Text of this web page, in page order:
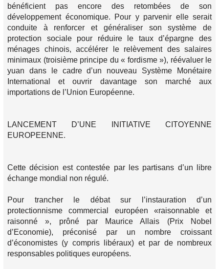
bénéficient pas encore des retombées de son
développement économique. Pour y parvenir elle serait
conduite à renforcer et généraliser son système de
protection sociale pour réduire le taux d’épargne des
ménages chinois, accélérer le relèvement des salaires
minimaux (troisième principe du « fordisme »), réévaluer le
yuan dans le cadre d’un nouveau Système Monétaire
International et ouvrir davantage son marché aux
importations de l’Union Européenne.
LANCEMENT D’UNE INITIATIVE CITOYENNE
EUROPEENNE.
Cette décision est contestée par les partisans d’un libre
échange mondial non régulé.
Pour trancher le débat sur l’instauration d’un
protectionnisme commercial européen «raisonnable et
raisonné », prôné par Maurice Allais (Prix Nobel
d’Economie), préconisé par un nombre croissant
d’économistes (y compris libéraux) et par de nombreux
responsables politiques européens.